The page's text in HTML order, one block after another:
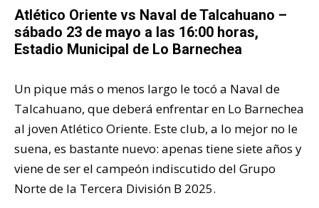
Atlético Oriente vs Naval de Talcahuano –
sábado 23 de mayo a las 16:00 horas,
Estadio Municipal de Lo Barnechea
Un pique más o menos largo le tocó a Naval de
Talcahuano, que deberá enfrentar en Lo Barnechea
al joven Atlético Oriente. Este club, a lo mejor no le
suena, es bastante nuevo: apenas tiene siete años y
viene de ser el campeón indiscutido del Grupo
Norte de la Tercera División B 2025.